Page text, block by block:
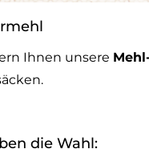
Ihnen unsere
die Wahl: